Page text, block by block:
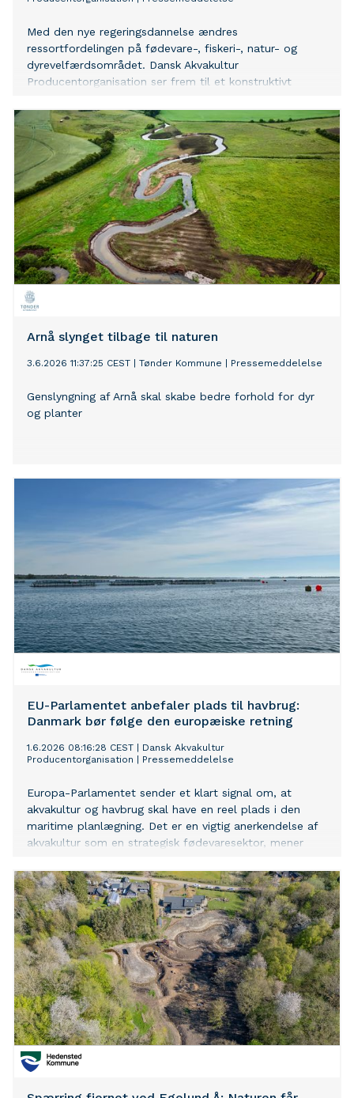
Med den nye regeringsdannelse ændres
ressortfordelingen på fødevare-, fiskeri-, natur- og
dyrevelfærdsområdet. Dansk Akvakultur
Producentorganisation ser frem til et konstruktivt
akvakultur.
Arnå slynget tilbage til naturen
3.6.2026 11:37:25 CEST Tønder Kommune Pressemeddelelse
Genslyngning af Arnå skal skabe bedre forhold for dyr
og planter
EU-Parlamentet anbefaler plads til havbrug:
Danmark bør følge den europæiske retning
1.6.2026 08:16:28 CEST
Dansk Akvakultur
Producentorganisation
Pressemeddelelse
Europa-Parlamentet sender et klart signal om, at
akvakultur og havbrug skal have en reel plads i den
maritime planlægning. Det er en vigtig anerkendelse af
akvakultur som en strategisk fødevaresektor, mener